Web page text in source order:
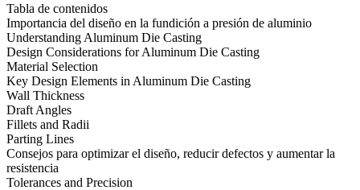
Tabla de contenidos
Importancia del diseño en la fundición a presión de aluminio
Understanding Aluminum Die Casting
Design Considerations for Aluminum Die Casting
Material Selection
Key Design Elements in Aluminum Die Casting
Wall Thickness
Draft Angles
Fillets and Radii
Parting Lines
Consejos para optimizar el diseño, reducir defectos y aumentar la
resistencia
Tolerances and Precision